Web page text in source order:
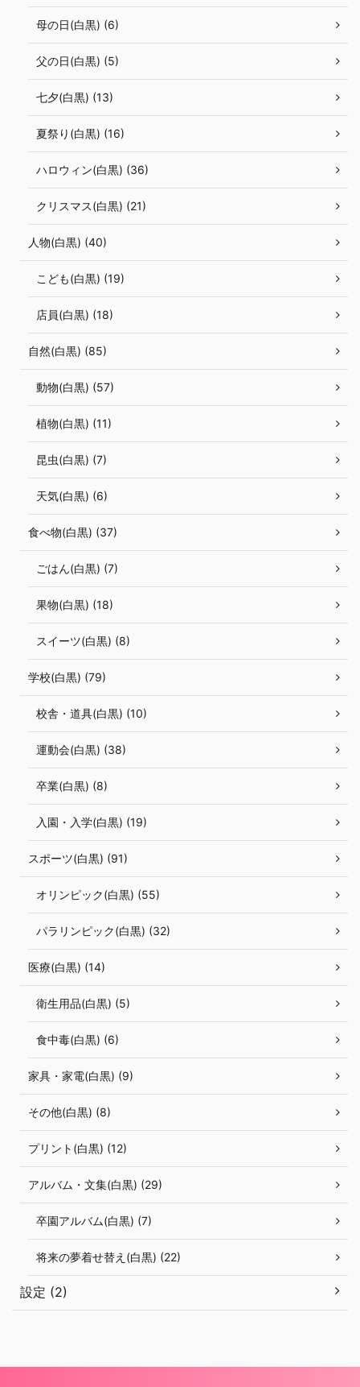
母の日(白黒) (6)
父の日(白黒) (5)
七夕(白黒) (13)
夏祭り(白黒) (16)
ハロウィン(白黒) (36)
クリスマス(白黒) (21)
人物(白黒) (40)
こども(白黒) (19)
店員(白黒) (18)
自然(白黒) (85)
動物(白黒) (57)
植物(白黒) (11)
昆虫(白黒) (7)
天気(白黒) (6)
食べ物(白黒) (37)
ごはん(白黒) (7)
果物(白黒) (18)
スイーツ(白黒) (8)
学校(白黒) (79)
校舎・道具(白黒) (10)
運動会(白黒) (38)
卒業(白黒) (8)
入園・入学(白黒) (19)
スポーツ(白黒) (91)
オリンピック(白黒) (55)
パラリンピック(白黒) (32)
医療(白黒) (14)
衛生用品(白黒) (5)
食中毒(白黒) (6)
家具・家電(白黒) (9)
その他(白黒) (8)
プリント(白黒) (12)
アルバム・文集(白黒) (29)
卒園アルバム(白黒) (7)
将来の夢着せ替え(白黒) (22)
設定 (2)